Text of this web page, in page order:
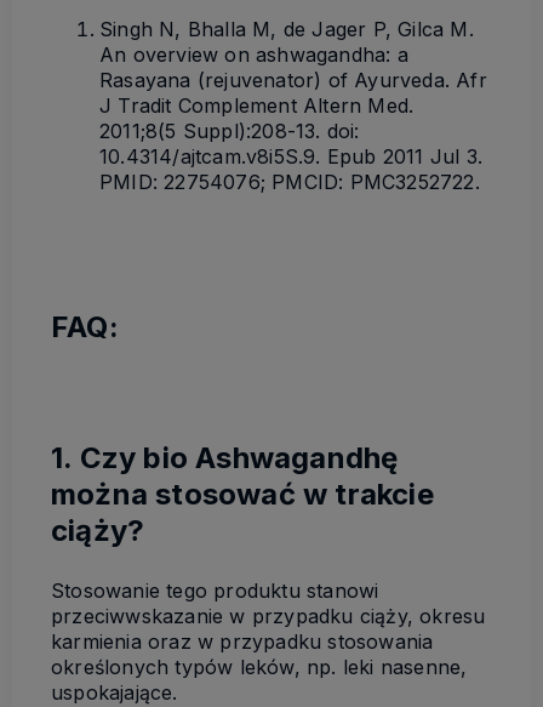
Singh N, Bhalla M, de Jager P, Gilca M.
An overview on ashwagandha: a
Rasayana (rejuvenator) of Ayurveda. Afr
J Tradit Complement Altern Med.
2011;8(5 Suppl):208-13. doi:
10.4314/ajtcam.v8i5S.9. Epub 2011 Jul 3.
PMID: 22754076; PMCID: PMC3252722.
FAQ:
1. Czy bio Ashwagandhę
można stosować w trakcie
ciąży?
Stosowanie tego produktu stanowi
przeciwwskazanie w przypadku ciąży, okresu
karmienia oraz w przypadku stosowania
określonych typów leków, np. leki nasenne,
uspokajające.